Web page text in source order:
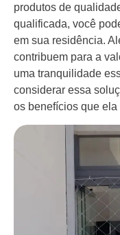
produtos de
qualificada, você
em sua residência.
contribuem para a
uma tranquilidade
considerar essa
os benefícios que ela